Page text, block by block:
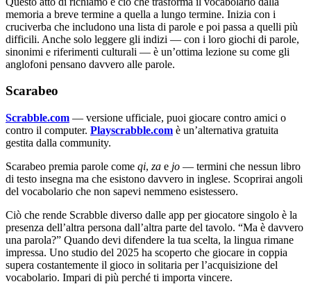
memoria a breve termine a quella a lungo termine. Inizia con i
cruciverba che includono una lista di parole e poi passa a quelli più
difficili. Anche solo leggere gli indizi — con i loro giochi di parole,
sinonimi e riferimenti culturali — è un’ottima lezione su come gli
anglofoni pensano davvero alle parole.
Scarabeo
Scrabble.com — versione ufficiale, puoi giocare contro amici o
contro il computer. Playscrabble.com è un’alternativa gratuita
gestita dalla community.
Scarabeo premia parole come qi, za e jo — termini che nessun libro
di testo insegna ma che esistono davvero in inglese. Scoprirai angoli
del vocabolario che non sapevi nemmeno esistessero.
Ciò che rende Scrabble diverso dalle app per giocatore singolo è la
presenza dell’altra persona dall’altra parte del tavolo. “Ma è davvero
una parola?” Quando devi difendere la tua scelta, la lingua rimane
impressa. Uno studio del 2025 ha scoperto che giocare in coppia
supera costantemente il gioco in solitaria per l’acquisizione del
vocabolario. Impari di più perché ti importa vincere.